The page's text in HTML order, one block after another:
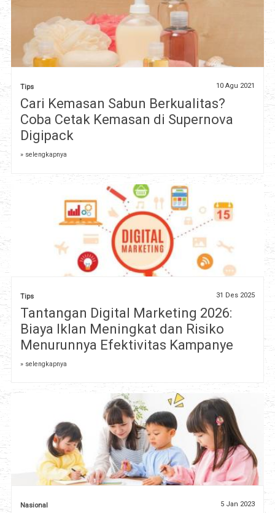
Tips 10 Agu 2021
Cari Kemasan Sabun Berkualitas?
Coba Cetak Kemasan di Supernova
Digipack
» selengkapnya
Tips 31 Des 2025
Tantangan Digital Marketing 2026:
Biaya Iklan Meningkat dan Risiko
Menurunnya Efektivitas Kampanye
» selengkapnya
Nasional 5 Jan 2023